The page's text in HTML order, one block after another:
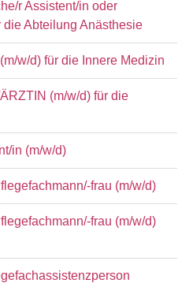
r Assistent/in oder
die Abteilung Anästhesie
w/d) für die Innere Medizin
(m/w/d) für die
in (m/w/d)
frau (m/w/d)
frau (m/w/d)